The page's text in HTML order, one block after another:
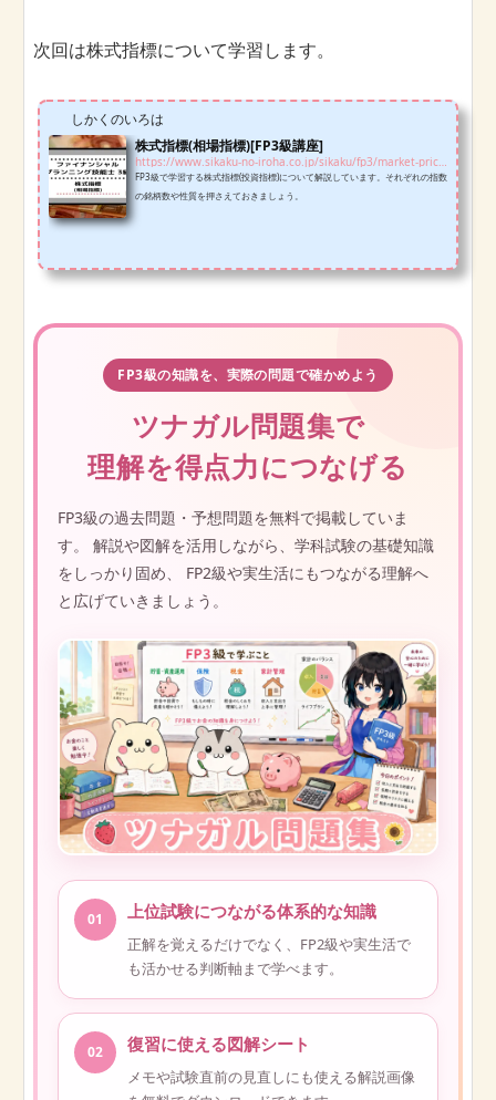
次回は株式指標について学習します。
しかくのいろは
株式指標(相場指標)[FP3級講座]
https://www.sikaku-no-iroha.co.jp/sikaku/fp3/market-price-index-fp3
FP3級で学習する株式指標(投資指標)について解説しています。それぞれの指数
の銘柄数や性質を押さえておきましょう。
FP3級の知識を、実際の問題で確かめよう
ツナガル問題集で
理解を得点力につなげる
FP3級の過去問題・予想問題を無料で掲載していま
す。 解説や図解を活用しながら、学科試験の基礎知識
をしっかり固め、 FP2級や実生活にもつながる理解へ
と広げていきましょう。
01 上位試験につながる体系的な知識
正解を覚えるだけでなく、FP2級や実生活で
も活かせる判断軸まで学べます。
02 復習に使える図解シート
メモや試験直前の見直しにも使える解説画像